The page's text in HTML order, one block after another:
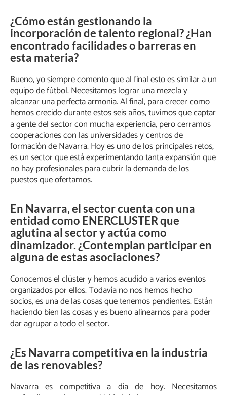
¿Cómo están gestionando la
incorporación de talento regional? ¿Han
encontrado facilidades o barreras en
esta materia?
Bueno, yo siempre comento que al final esto es similar a un
equipo de fútbol. Necesitamos lograr una mezcla y
alcanzar una perfecta armonía. Al final, para crecer como
hemos crecido durante estos seis años, tuvimos que captar
a gente del sector con mucha experiencia, pero cerramos
cooperaciones con las universidades y centros de
formación de Navarra. Hoy es uno de los principales retos,
es un sector que está experimentando tanta expansión que
no hay profesionales para cubrir la demanda de los
puestos que ofertamos.
En Navarra, el sector cuenta con una
entidad como ENERCLUSTER que
aglutina al sector y actúa como
dinamizador. ¿Contemplan participar en
alguna de estas asociaciones?
Conocemos el clúster y hemos acudido a varios eventos
organizados por ellos. Todavía no nos hemos hecho
socios, es una de las cosas que tenemos pendientes. Están
haciendo bien las cosas y es bueno alinearnos para poder
dar agrupar a todo el sector.
¿Es Navarra competitiva en la industria
de las renovables?
Navarra es competitiva a día de hoy. Necesitamos